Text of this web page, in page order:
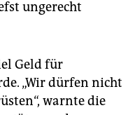
ungerecht
Geld für
„Wir dürfen nicht
warnte die